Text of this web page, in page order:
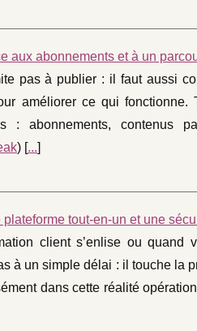
aux abonnements et à un
pas à publier : il faut aussi
améliorer ce qui
: abonnements, contenus
) [...]
tout-en-un et une
client s’enlise ou quand
à un simple délai : il touche la
dans cette réalité